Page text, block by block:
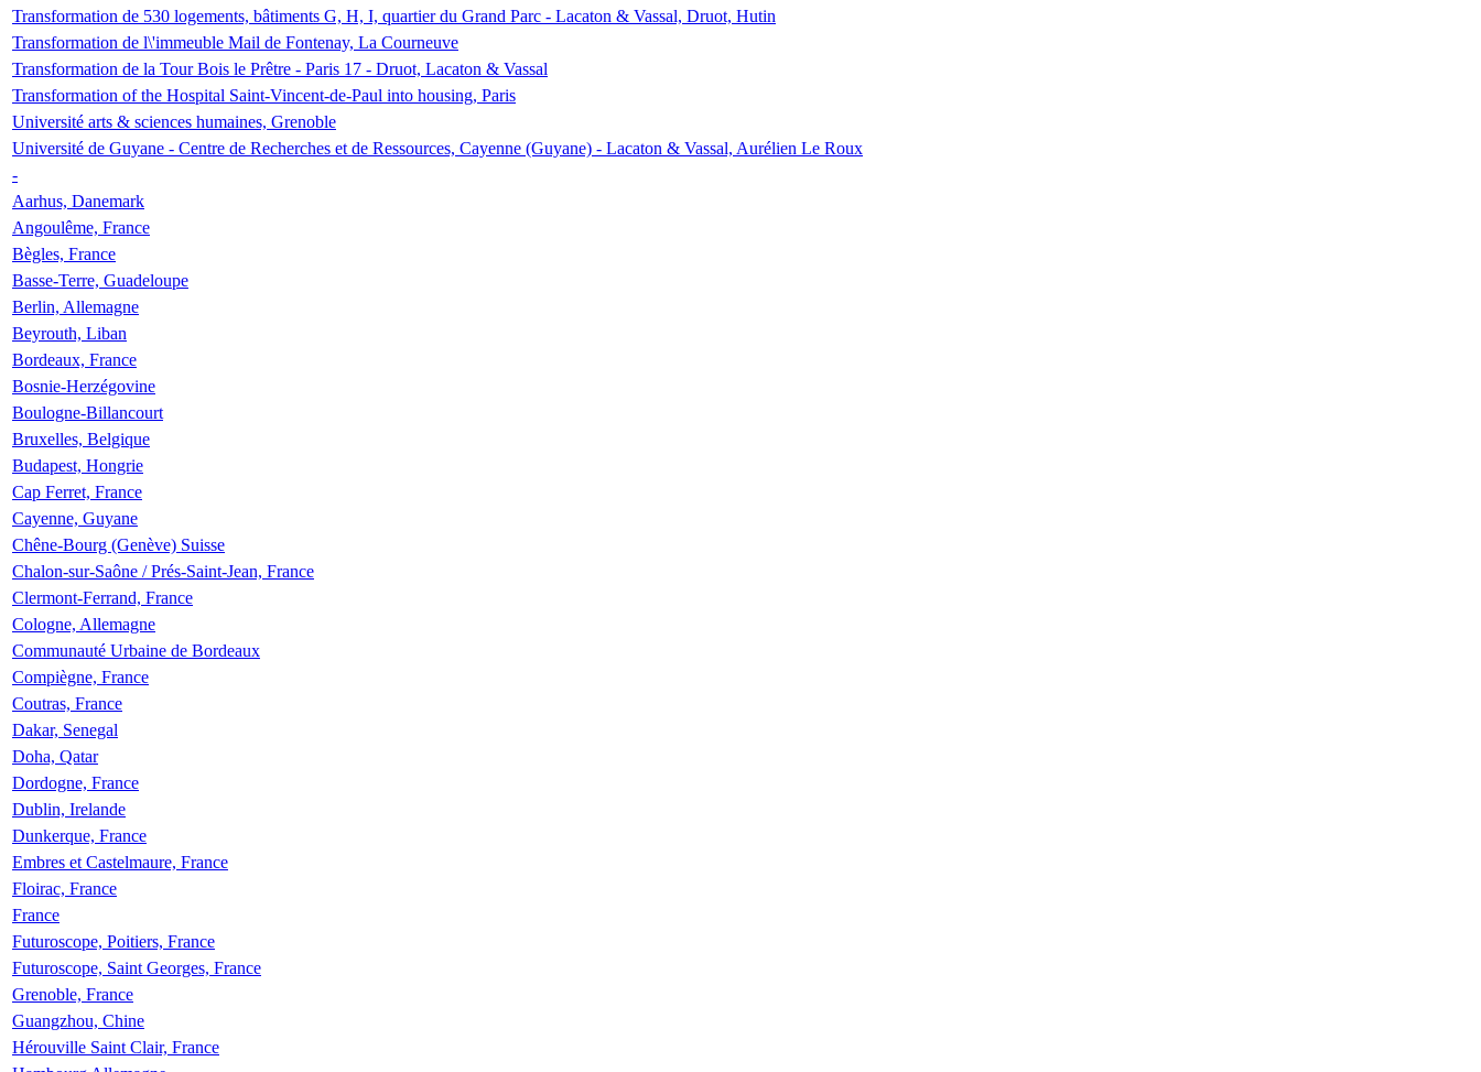
Transformation de 530 logements, bâtiments G, H, I, quartier du Grand Parc - Lacaton & Vassal, Druot, Hutin
Transformation de l\'immeuble Mail de Fontenay, La Courneuve
Transformation de la Tour Bois le Prêtre - Paris 17 - Druot, Lacaton & Vassal
Transformation of the Hospital Saint-Vincent-de-Paul into housing, Paris
Université arts & sciences humaines, Grenoble
Université de Guyane - Centre de Recherches et de Ressources, Cayenne (Guyane) - Lacaton & Vassal, Aurélien Le Roux
-
Aarhus, Danemark
Angoulême, France
Bègles, France
Basse-Terre, Guadeloupe
Berlin, Allemagne
Beyrouth, Liban
Bordeaux, France
Bosnie-Herzégovine
Boulogne-Billancourt
Bruxelles, Belgique
Budapest, Hongrie
Cap Ferret, France
Cayenne, Guyane
Chêne-Bourg (Genève) Suisse
Chalon-sur-Saône / Prés-Saint-Jean, France
Clermont-Ferrand, France
Cologne, Allemagne
Communauté Urbaine de Bordeaux
Compiègne, France
Coutras, France
Dakar, Senegal
Doha, Qatar
Dordogne, France
Dublin, Irelande
Dunkerque, France
Embres et Castelmaure, France
Floirac, France
France
Futuroscope, Poitiers, France
Futuroscope, Saint Georges, France
Grenoble, France
Guangzhou, Chine
Hérouville Saint Clair, France